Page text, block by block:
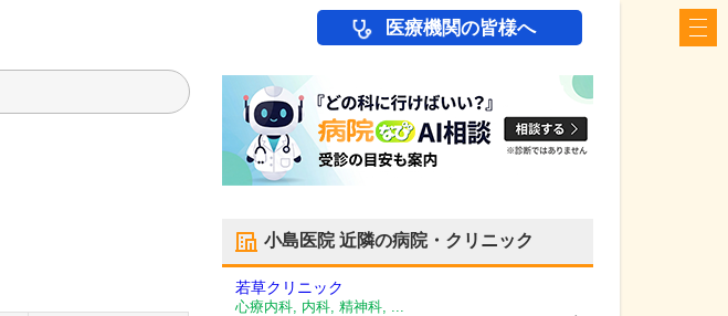
医療機関の皆様へ
小島医院近隣の病院・クリニック
若草クリニック
心療内科, 内科, 精神科, ...